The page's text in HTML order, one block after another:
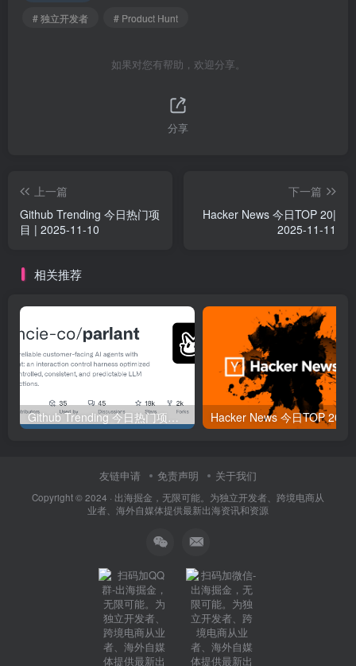
# 独立开发者
# Product Hunt
如果对您有帮助，欢迎分享。
分享
上一篇
Github Trending 今日热门项
目 | 2025-11-10
下一篇
Hacker News 今日TOP 20|
2025-11-11
相关推荐
Github Trending 今日热门项目 | 2025-09-06
友链申请 免责声明 关于我们
Copyright © 2024 · 出海掘金，无限可能。为独立开发者、跨境电商从
业者、海外自媒体提供最新出海资讯和资源